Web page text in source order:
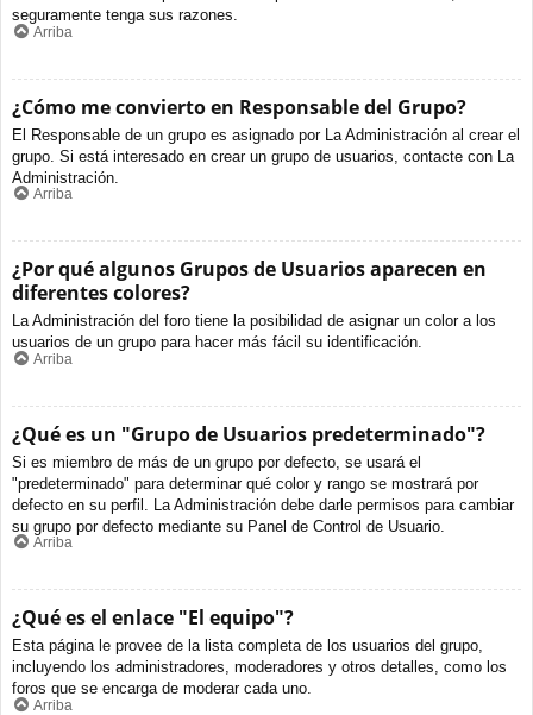
seguramente tenga sus razones.
Arriba
¿Cómo me convierto en Responsable del Grupo?
El Responsable de un grupo es asignado por La Administración al crear el
grupo. Si está interesado en crear un grupo de usuarios, contacte con La
Administración.
Arriba
¿Por qué algunos Grupos de Usuarios aparecen en
diferentes colores?
La Administración del foro tiene la posibilidad de asignar un color a los
usuarios de un grupo para hacer más fácil su identificación.
Arriba
¿Qué es un "Grupo de Usuarios predeterminado"?
Si es miembro de más de un grupo por defecto, se usará el
"predeterminado" para determinar qué color y rango se mostrará por
defecto en su perfil. La Administración debe darle permisos para cambiar
su grupo por defecto mediante su Panel de Control de Usuario.
Arriba
¿Qué es el enlace "El equipo"?
Esta página le provee de la lista completa de los usuarios del grupo,
incluyendo los administradores, moderadores y otros detalles, como los
foros que se encarga de moderar cada uno.
Arriba